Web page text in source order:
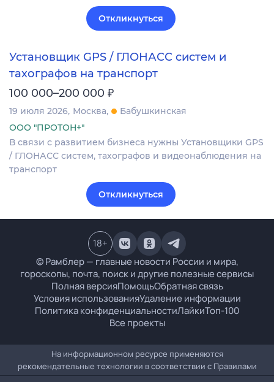
Откликнуться
Установщик GPS / ГЛОНАСС систем и
тахографов на транспорт
100 000–200 000 ₽
19 июля 2026 Москва
Бабушкинская
ООО "ПРОТОН+"
В связи с развитием бизнеса нужны Установщики GPS
/ ГЛОНАСС систем, тахографов и видеонаблюдения на
транспорт
Откликнуться
© Рамблер — главные новости России и мира,
гороскопы, почта, поиск и другие полезные сервисы
Полная версияПомощьОбратная связь
Условия использованияУдаление информации
Политика конфиденциальностиЛайкиТоп-100
Все проекты
18+
На информационном ресурсе применяются
рекомендательные технологии в соответствии с Правилами